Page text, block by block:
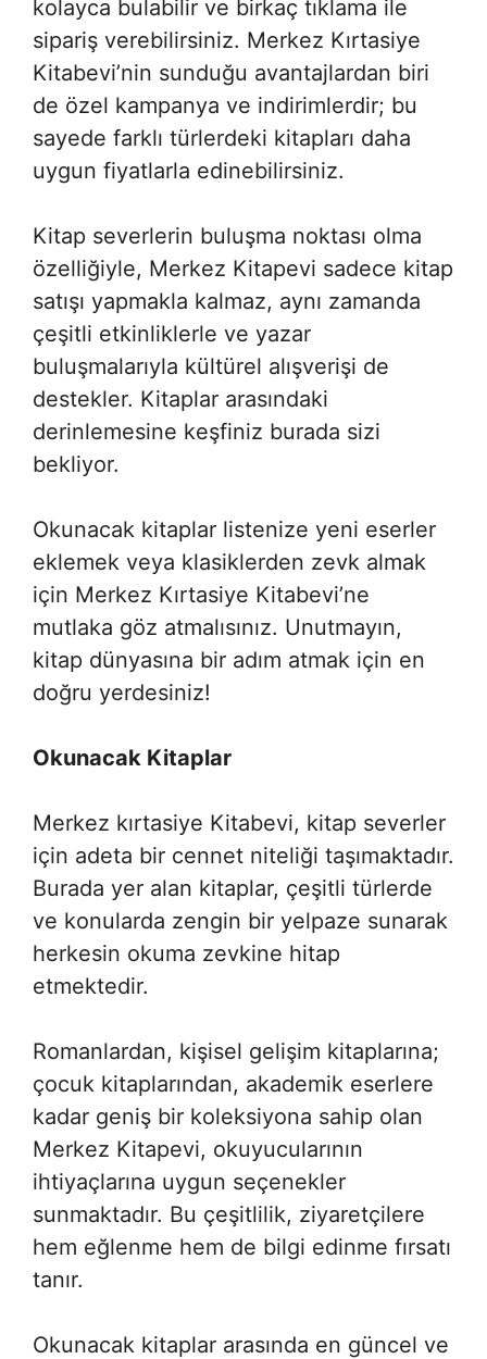
kolayca bulabilir ve birkaç tıklama ile
sipariş verebilirsiniz. Merkez Kırtasiye
Kitabevi’nin sunduğu avantajlardan biri
de özel kampanya ve indirimlerdir; bu
sayede farklı türlerdeki kitapları daha
uygun fiyatlarla edinebilirsiniz.
Kitap severlerin buluşma noktası olma
özelliğiyle, Merkez Kitapevi sadece kitap
satışı yapmakla kalmaz, aynı zamanda
çeşitli etkinliklerle ve yazar
buluşmalarıyla kültürel alışverişi de
destekler. Kitaplar arasındaki
derinlemesine keşfiniz burada sizi
bekliyor.
Okunacak kitaplar listenize yeni eserler
eklemek veya klasiklerden zevk almak
için Merkez Kırtasiye Kitabevi’ne
mutlaka göz atmalısınız. Unutmayın,
kitap dünyasına bir adım atmak için en
doğru yerdesiniz!
Okunacak Kitaplar
Merkez kırtasiye Kitabevi, kitap severler
için adeta bir cennet niteliği taşımaktadır.
Burada yer alan kitaplar, çeşitli türlerde
ve konularda zengin bir yelpaze sunarak
herkesin okuma zevkine hitap
etmektedir.
Romanlardan, kişisel gelişim kitaplarına;
çocuk kitaplarından, akademik eserlere
kadar geniş bir koleksiyona sahip olan
Merkez Kitapevi, okuyucularının
ihtiyaçlarına uygun seçenekler
sunmaktadır. Bu çeşitlilik, ziyaretçilere
hem eğlenme hem de bilgi edinme fırsatı
tanır.
Okunacak kitaplar arasında en güncel ve